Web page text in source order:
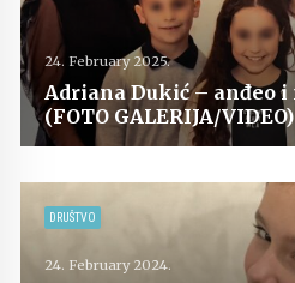
24. February 2025.
Adriana Dukić – anđeo i na zemlji i na nebu
(FOTO GALERIJA/VIDEO)
DRUŠTVO
24. February 2024.